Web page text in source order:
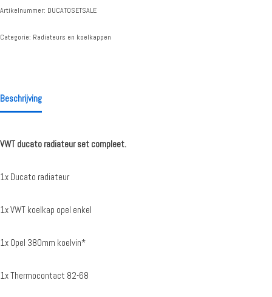
Artikelnummer: DUCATOSETSALE
Categorie: Radiateurs en koelkappen
Beschrijving
VWT ducato radiateur set compleet.
1x Ducato radiateur
1x VWT koelkap opel enkel
1x Opel 380mm koelvin*
1x Thermocontact 82-68